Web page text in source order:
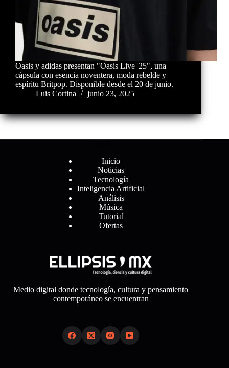
Oasis y adidas presentan "Oasis Live '25", una
cápsula con esencia noventera, moda rebelde y
espíritu Britpop. Disponible desde el 20 de junio.
Luis Cortina
junio 23, 2025
Inicio
Noticias
Tecnología
Inteligencia Artificial
Análisis
Música
Tutorial
Ofertas
Medio digital donde tecnología, cultura y pensamiento
contemporáneo se encuentran